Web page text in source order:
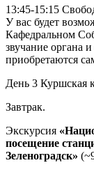
13:45-15:15
У вас будет
Кафедральном
звучание органа
приобретаются
День 3 Куршская
Завтрак.
Экскурсия
посещение
Зеленоградск»